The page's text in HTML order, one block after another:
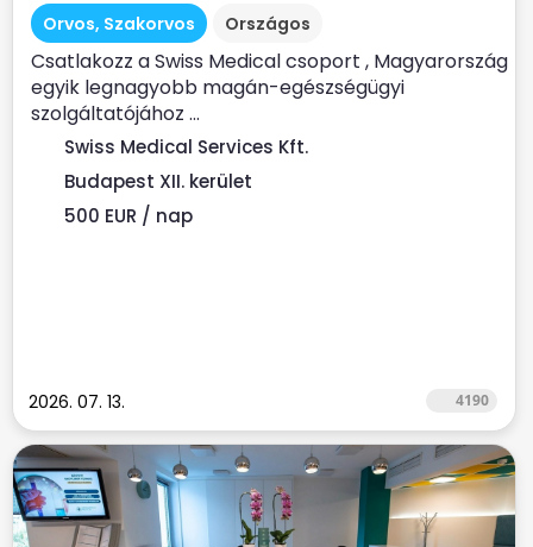
Orvos, Szakorvos Országos
Csatlakozz a Swiss Medical csoport , Magyarország
egyik legnagyobb magán-egészségügyi
szolgáltatójához ...
Swiss Medical Services Kft.
Budapest XII. kerület
500 EUR / nap
2026. 07. 13. 4190